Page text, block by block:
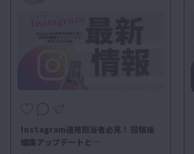
Instagram運用担当者必見！ 投稿後
編集アップデートと…